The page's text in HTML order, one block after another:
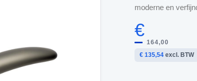
moderne en
€
164,00
€ 135,54 excl. BTW